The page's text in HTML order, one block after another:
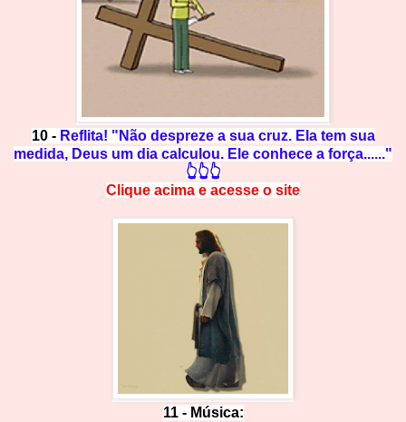
10 - Reflita! "Não despreze a sua cruz. Ela tem sua
medida, Deus um dia calculou. Ele conhece a força......"
👆👆👆
Clique acima e acesse o site
11 - Música: